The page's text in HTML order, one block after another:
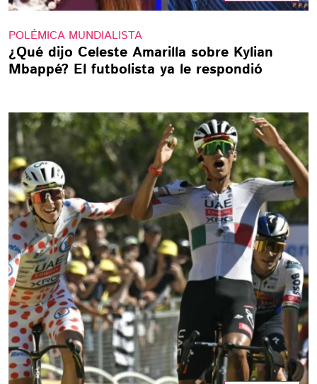
POLÉMICA MUNDIALISTA
¿Qué dijo Celeste Amarilla sobre Kylian
Mbappé? El futbolista ya le respondió